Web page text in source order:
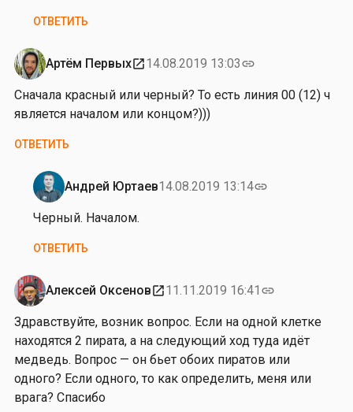
а
Р
е
ч
к
и
н
ОТВЕТИТЬ
Артём Первыхopen_in_new14.08.2019 13:03link
Сначала красный или черный? То есть линия 00 (12) ч
является началом или концом?)))
ОТВЕТИТЬ
Андрей Юртаев14.08.2019 13:14link
Ответ
на
А
р
т
ё
м
П
е
р
в
Черный. Началом.
ОТВЕТИТЬ
Алексей Оксенов open_in_new11.11.2019 16:41 link
Здравствуйте, возник вопрос. Если на одной клетке
находятся 2 пирата, а на следующий ход туда идёт
медведь. Вопрос — он бьет обоих пиратов или
одного? Если одного, то как определить, меня или
врага? Спасибо